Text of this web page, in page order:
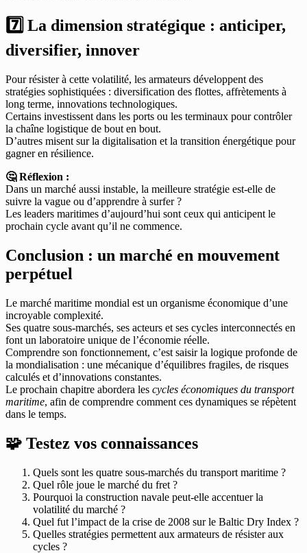
7️⃣ La dimension stratégique : anticiper,
diversifier, innover
Pour résister à cette volatilité, les armateurs développent des
stratégies sophistiquées : diversification des flottes, affrètements à
long terme, innovations technologiques.
Certains investissent dans les ports ou les terminaux pour contrôler
la chaîne logistique de bout en bout.
D’autres misent sur la digitalisation et la transition énergétique pour
gagner en résilience.
🤔 Réflexion :
Dans un marché aussi instable, la meilleure stratégie est-elle de
suivre la vague ou d’apprendre à surfer ?
Les leaders maritimes d’aujourd’hui sont ceux qui anticipent le
prochain cycle avant qu’il ne commence.
Conclusion : un marché en mouvement
perpétuel
Le marché maritime mondial est un organisme économique d’une
incroyable complexité.
Ses quatre sous-marchés, ses acteurs et ses cycles interconnectés en
font un laboratoire unique de l’économie réelle.
Comprendre son fonctionnement, c’est saisir la logique profonde de
la mondialisation : une mécanique d’équilibres fragiles, de risques
calculés et d’innovations constantes.
Le prochain chapitre abordera les cycles économiques du transport
maritime, afin de comprendre comment ces dynamiques se répètent
dans le temps.
🧩 Testez vos connaissances
Quels sont les quatre sous-marchés du transport maritime ?
Quel rôle joue le marché du fret ?
Pourquoi la construction navale peut-elle accentuer la
volatilité du marché ?
Quel fut l’impact de la crise de 2008 sur le Baltic Dry Index ?
Quelles stratégies permettent aux armateurs de résister aux
cycles ?